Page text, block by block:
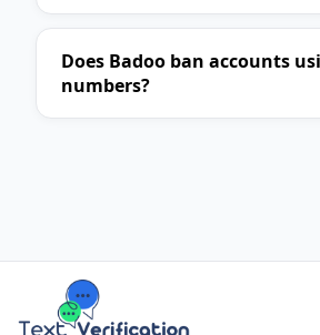
Does Badoo ban accounts
numbers?